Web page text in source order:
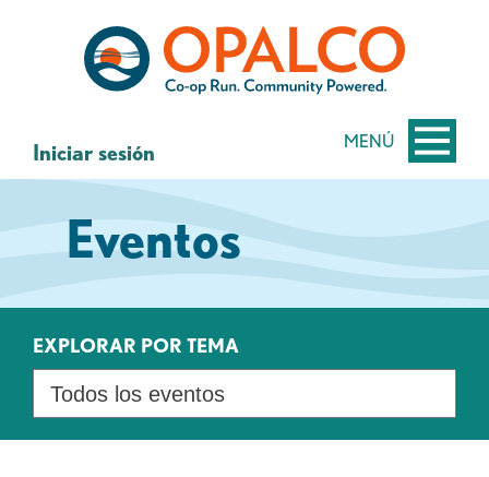
contenido
MENÚ
Iniciar sesión
Eventos
EXPLORAR POR TEMA